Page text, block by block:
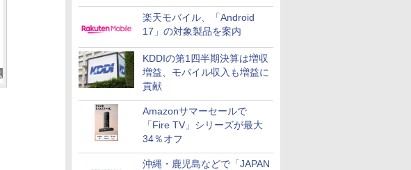
楽天モバイル、「Android
17」の対象製品を案内
KDDIの第1四半期決算は増収
増益、モバイル収入も増益に
貢献
Amazonサマーセールで
「Fire TV」シリーズが最大
34％オフ
沖縄・鹿児島などで「JAPAN